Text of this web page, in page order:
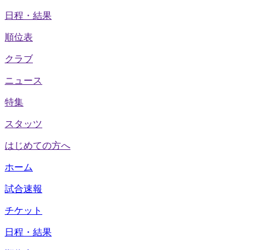
日程・結果
順位表
クラブ
ニュース
特集
スタッツ
はじめての方へ
ホーム
試合速報
チケット
日程・結果